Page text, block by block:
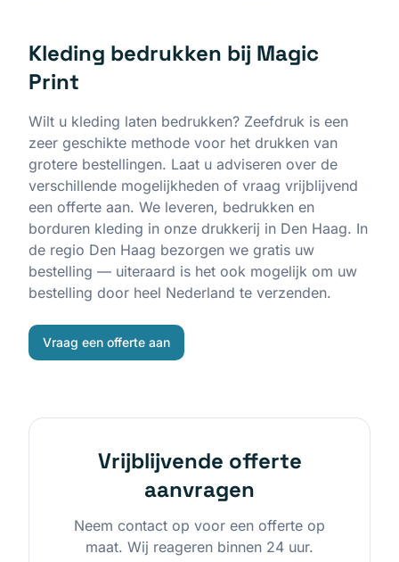
Kleding bedrukken bij Magic
Print
Wilt u kleding laten bedrukken? Zeefdruk is een
zeer geschikte methode voor het drukken van
grotere bestellingen. Laat u adviseren over de
verschillende mogelijkheden of vraag vrijblijvend
een offerte aan. We leveren, bedrukken en
borduren kleding in onze drukkerij in Den Haag. In
de regio Den Haag bezorgen we gratis uw
bestelling — uiteraard is het ook mogelijk om uw
bestelling door heel Nederland te verzenden.
Vraag een offerte aan
Vrijblijvende offerte
aanvragen
Neem contact op voor een offerte op
maat. Wij reageren binnen 24 uur.